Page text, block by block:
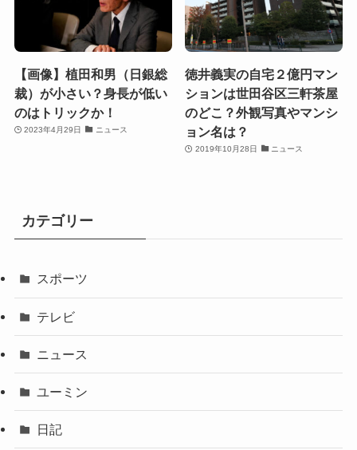
【画像】植田和男（日銀総
裁）が小さい？身長が低い
のはトリックか！
2023年4月29日 ニュース
徳井義実の自宅２億円マン
ションは世田谷区三軒茶屋
のどこ？外観写真やマンシ
ョン名は？
2019年10月28日 ニュース
カテゴリー
スポーツ
テレビ
ニュース
ユーミン
日記